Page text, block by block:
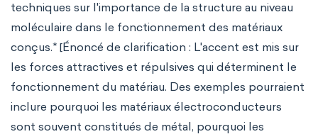
techniques sur l'importance de la structure au niveau
moléculaire dans le fonctionnement des matériaux
conçus.* [Énoncé de clarification : L'accent est mis sur
les forces attractives et répulsives qui déterminent le
fonctionnement du matériau. Des exemples pourraient
inclure pourquoi les matériaux électroconducteurs
sont souvent constitués de métal, pourquoi les